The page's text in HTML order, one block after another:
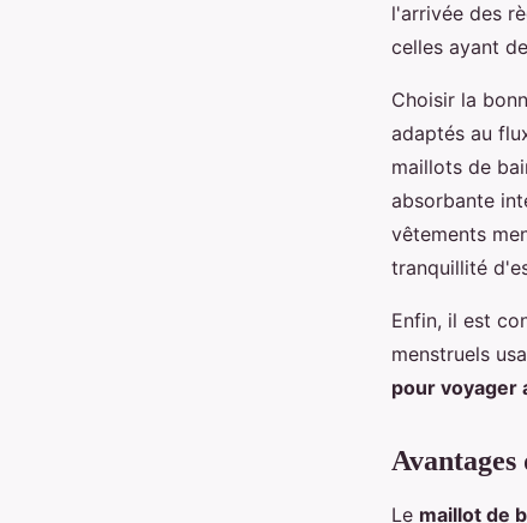
l'arrivée des
celles ayant
Choisir la
adaptés au
maillots de
absorbante
vêtements
tranquillité
Enfin, il est
menstruels
pour voyager
Le maillot de